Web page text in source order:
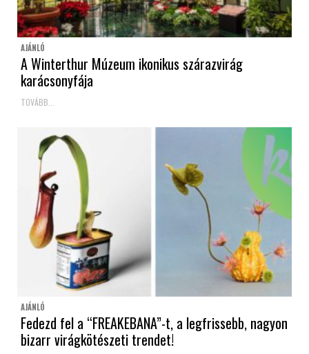
AJÁNLÓ
A Winterthur Múzeum ikonikus szárazvirág
karácsonyfája
TOVÁBB...
AJÁNLÓ
Fedezd fel a “FREAKEBANA”-t, a legfrissebb, nagyon
bizarr virágkötészeti trendet!